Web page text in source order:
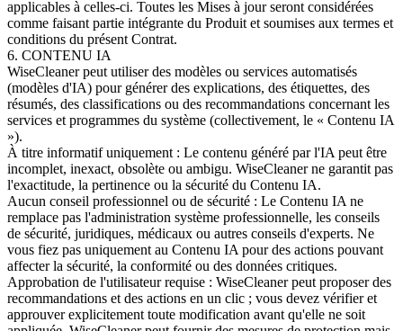
applicables à celles-ci. Toutes les Mises à jour seront considérées
comme faisant partie intégrante du Produit et soumises aux termes et
conditions du présent Contrat.
6. CONTENU IA
WiseCleaner peut utiliser des modèles ou services automatisés
(modèles d'IA) pour générer des explications, des étiquettes, des
résumés, des classifications ou des recommandations concernant les
services et programmes du système (collectivement, le « Contenu IA
»).
À titre informatif uniquement : Le contenu généré par l'IA peut être
incomplet, inexact, obsolète ou ambigu. WiseCleaner ne garantit pas
l'exactitude, la pertinence ou la sécurité du Contenu IA.
Aucun conseil professionnel ou de sécurité : Le Contenu IA ne
remplace pas l'administration système professionnelle, les conseils
de sécurité, juridiques, médicaux ou autres conseils d'experts. Ne
vous fiez pas uniquement au Contenu IA pour des actions pouvant
affecter la sécurité, la conformité ou des données critiques.
Approbation de l'utilisateur requise : WiseCleaner peut proposer des
recommandations et des actions en un clic ; vous devez vérifier et
approuver explicitement toute modification avant qu'elle ne soit